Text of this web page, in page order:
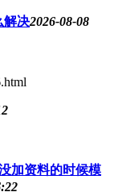
解决2026-08-08
加资料的时候模